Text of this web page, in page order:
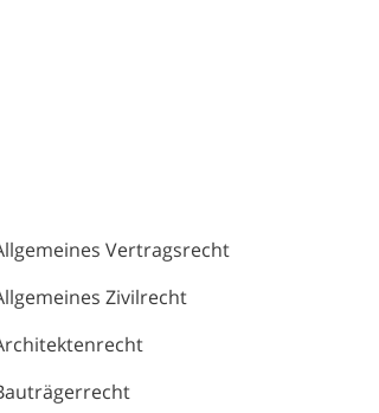
Vertragsrecht
Zivilrecht